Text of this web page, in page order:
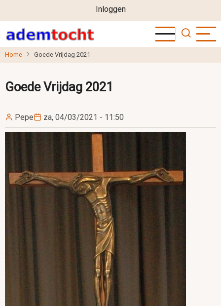
naar
de
inhoud
User
account
menu
Inloggen
Home Goede Vrijdag 2021
Goede Vrijdag 2021
Pepe za, 04/03/2021 - 11:50